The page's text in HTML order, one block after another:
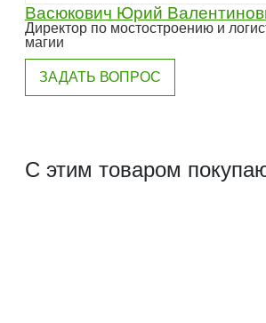
Васюкович Юрий
Директор по мостостроению и
магии
ЗАДАТЬ ВОПРОС